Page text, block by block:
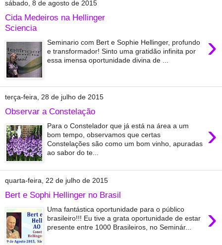
sábado, 8 de agosto de 2015
Cida Medeiros na Hellinger
Sciencia
›
Seminario com Bert e Sophie Hellinger, profundo
e transformador! Sinto uma gratidão infinita por
essa imensa oportunidade divina de ...
terça-feira, 28 de julho de 2015
Observar a Constelação
›
Para o Constelador que já está na área a um
bom tempo, observamos que certas
Constelações são como um bom vinho, apuradas
ao sabor do te...
quarta-feira, 22 de julho de 2015
Bert e Sophi Hellinger no Brasil
›
Uma fantástica oportunidade para o público
brasileiro!!! Eu tive a grata oportunidade de estar
presente entre 1000 Brasileiros, no Seminár...